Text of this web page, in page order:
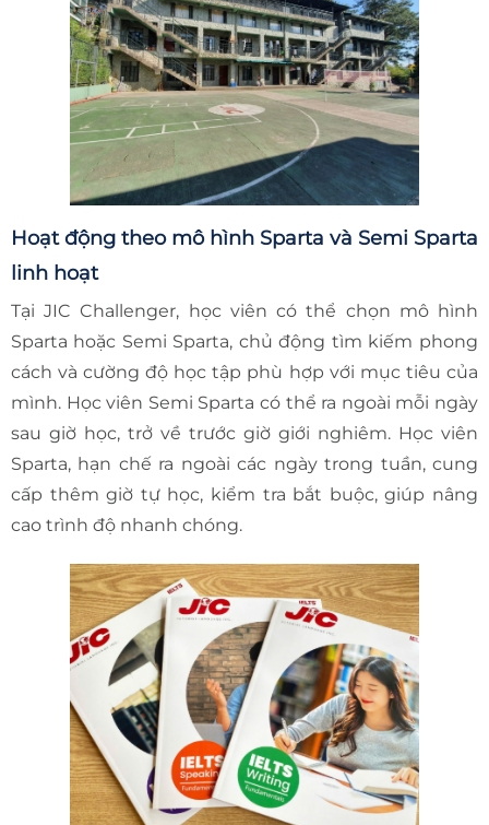
Hoạt động theo mô hình Sparta và Semi Sparta
linh hoạt
Tại JIC Challenger, học viên có thể chọn mô hình
Sparta hoặc Semi Sparta, chủ động tìm kiếm phong
cách và cường độ học tập phù hợp với mục tiêu của
mình. Học viên Semi Sparta có thể ra ngoài mỗi ngày
sau giờ học, trở về trước giờ giới nghiêm. Học viên
Sparta, hạn chế ra ngoài các ngày trong tuần, cung
cấp thêm giờ tự học, kiểm tra bắt buộc, giúp nâng
cao trình độ nhanh chóng.